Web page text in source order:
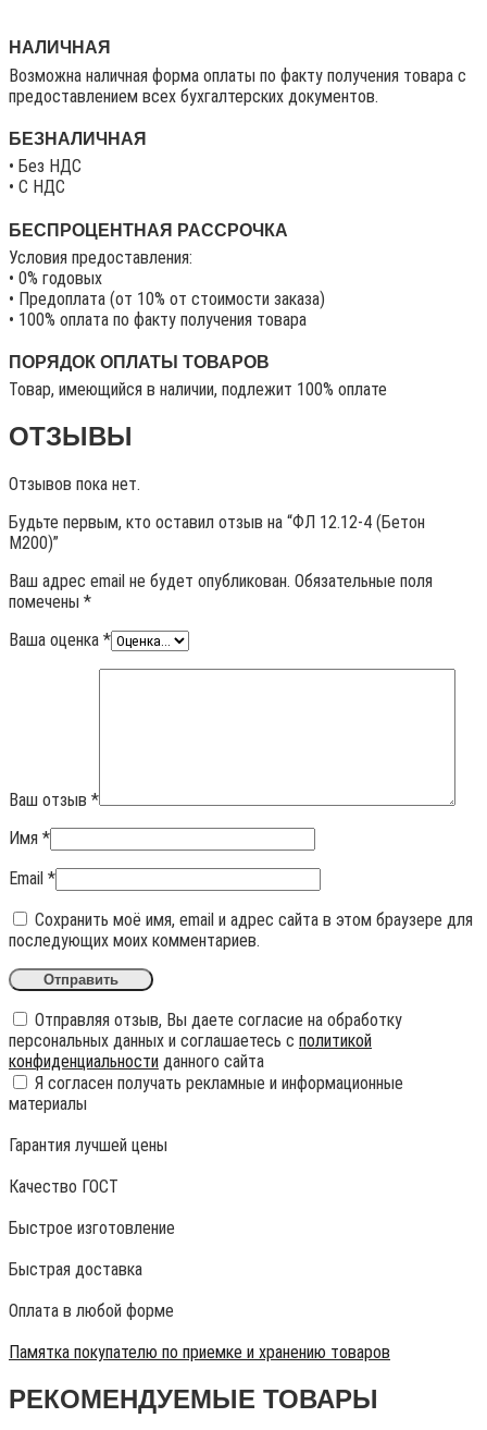
НАЛИЧНАЯ
Возможна наличная форма оплаты по факту получения товара с
предоставлением всех бухгалтерских документов.
БЕЗНАЛИЧНАЯ
• Без НДС
• C НДС
БЕСПРОЦЕНТНАЯ РАССРОЧКА
Условия предоставления:
• 0% годовых
• Предоплата (от 10% от стоимости заказа)
• 100% оплата по факту получения товара
ПОРЯДОК ОПЛАТЫ ТОВАРОВ
Товар, имеющийся в наличии, подлежит 100% оплате
ОТЗЫВЫ
Отзывов пока нет.
Будьте первым, кто оставил отзыв на “ФЛ 12.12-4 (Бетон
М200)”
Ваш адрес email не будет опубликован. Обязательные поля
помечены *
Ваша оценка *
Ваш отзыв *
Имя *
Email *
Сохранить моё имя, email и адрес сайта в этом браузере для
последующих моих комментариев.
Отправляя отзыв, Вы даете согласие на обработку
персональных данных и соглашаетесь с политикой
конфиденциальности данного сайта
Я согласен получать рекламные и информационные
материалы
Гарантия лучшей цены
Качество ГОСТ
Быстрое изготовление
Быстрая доставка
Оплата в любой форме
Памятка покупателю по приемке и хранению товаров
РЕКОМЕНДУЕМЫЕ ТОВАРЫ